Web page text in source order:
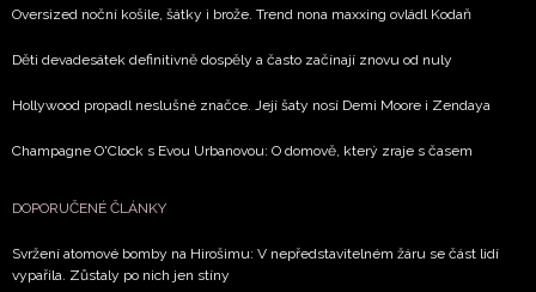
informace od našich partnerů? Pokud souhlasíte se
soukromí BurdaMedia Extra s.r.o.
, zaškrtněte toto pole.
Oversized noční košile, šátky i brože. Trend nona maxxing ovládl Kodaň
Děti devadesátek definitivně dospěly a často začínají znovu od nuly
Hollywood propadl neslušné značce. Její šaty nosí Demi Moore i Zendaya
Champagne O'Clock s Evou Urbanovou: O domově, který zraje s časem
DOPORUČENÉ ČLÁNKY
Svržení atomové bomby na Hirošimu: V nepředstavitelném žáru se část lidí
vypařila. Zůstaly po nich jen stíny